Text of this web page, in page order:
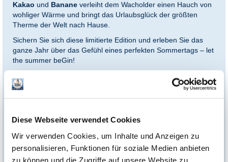
Diese Webseite verwendet Cookies
Wir verwenden Cookies, um Inhalte und Anzeigen zu
personalisieren, Funktionen für soziale Medien anbieten
zu können und die Zugriffe auf unsere Website zu
Kakao und Banane verleiht dem Wacholder einen Hauch von
wohliger Wärme und bringt das Urlaubsglück der größten
Therme der Welt nach Hause.
Sichern Sie sich diese limitierte Edition und erleben Sie das
ganze Jahr über das Gefühl eines perfekten Sommertags – let
the summer beGin!
Ergänzen Sie die Geschenkbox mit passenden
Therme Erding Gutscheinen
und machen Sie Ihr Geschenk
So wird die Box nicht nur zu einem echten Blickfang, sondern
auch zu einem
fertig verpackten Geschenk , das direkt
Freude bereitet!